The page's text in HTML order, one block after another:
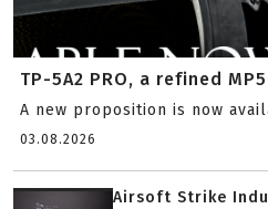
TP-5A2 PRO, a refined
A new proposition is now
03.08.2026
Airsoft Strike